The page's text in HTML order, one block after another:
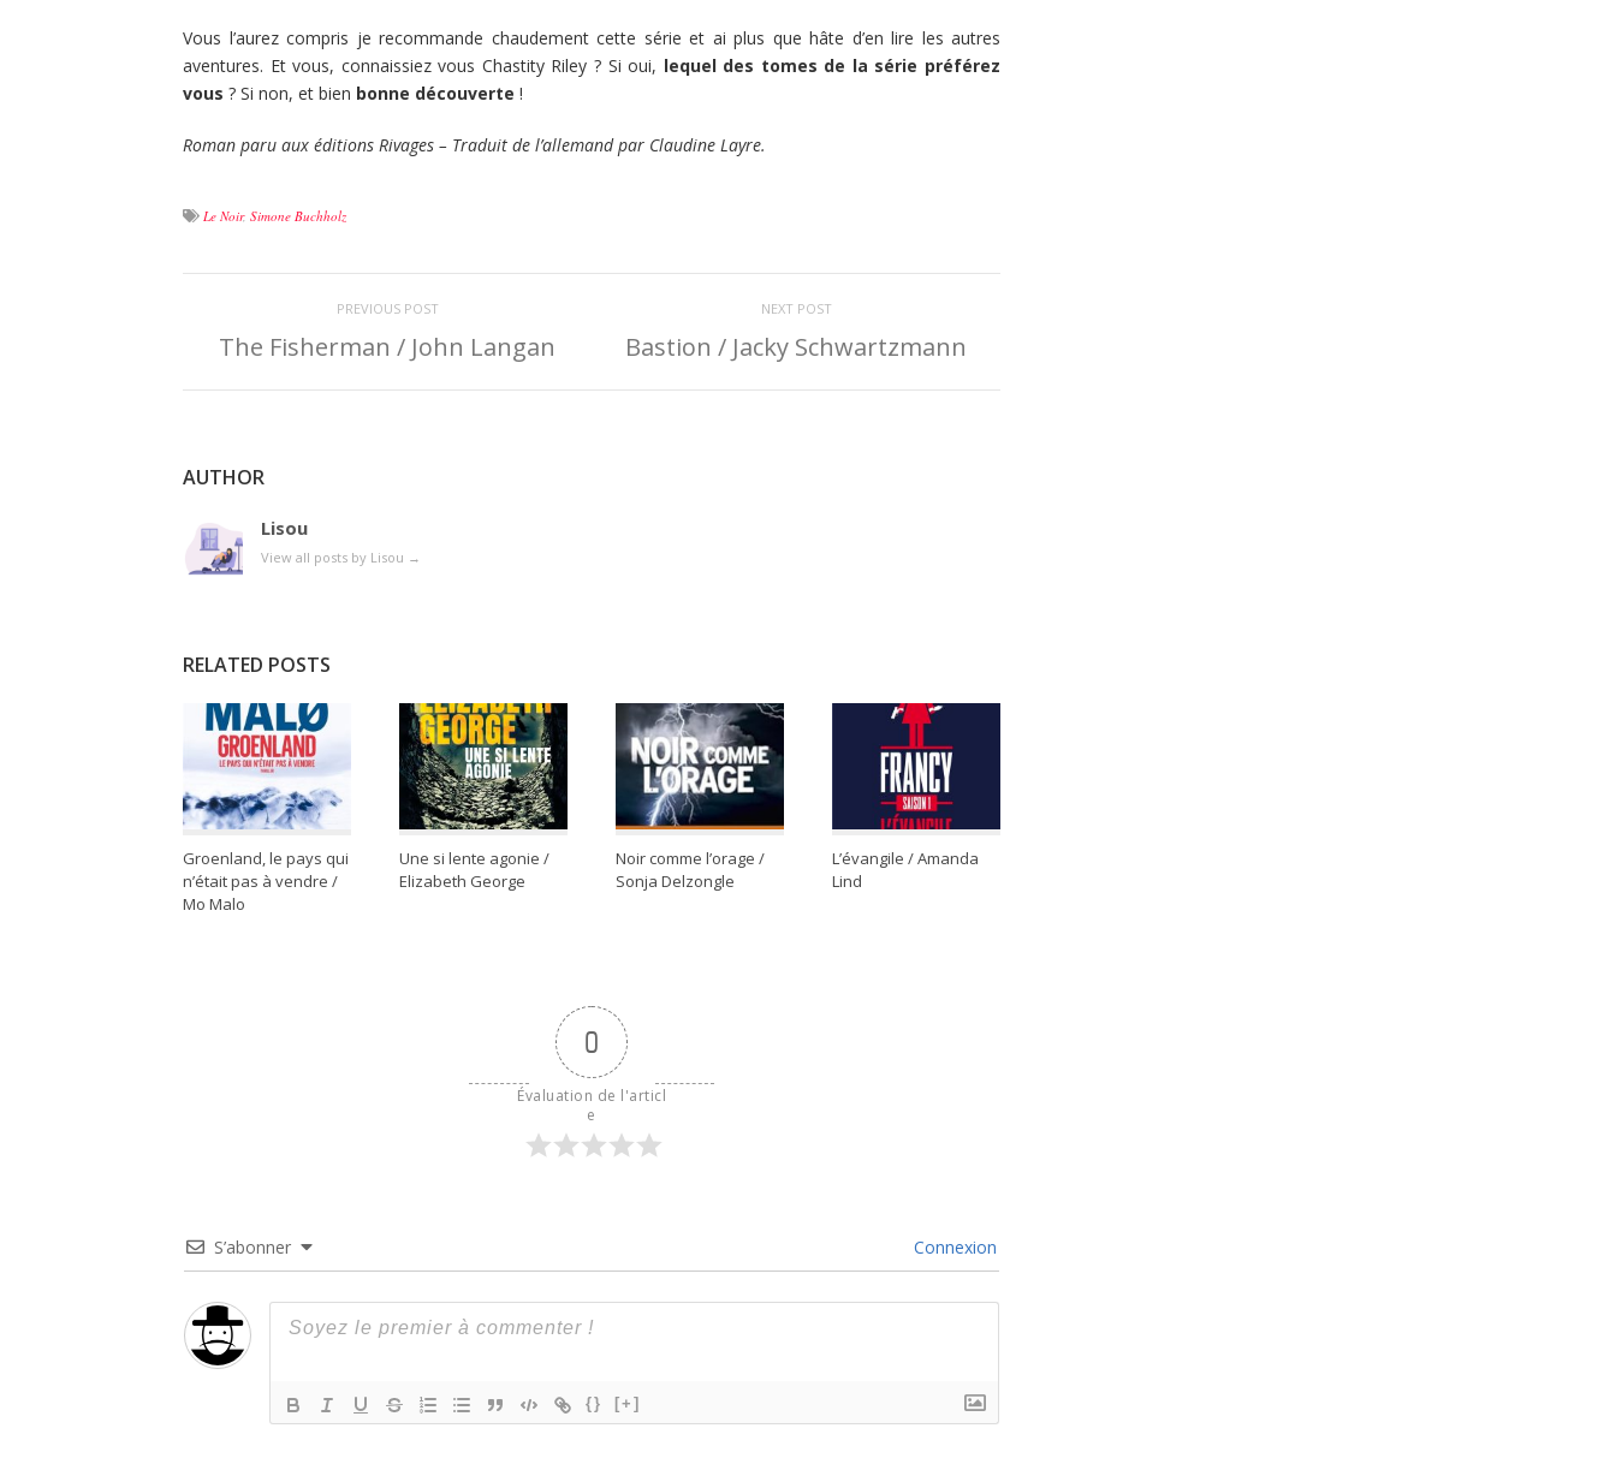
Vous l’aurez compris je recommande chaudement cette série et ai plus que hâte d’en lire les autres
aventures. Et vous, connaissiez vous Chastity Riley ? Si oui, lequel des tomes de la série préférez
vous ? Si non, et bien bonne découverte !
Roman paru aux éditions Rivages – Traduit de l’allemand par Claudine Layre.
Le Noir, Simone Buchholz
PREVIOUS POST
The Fisherman / John Langan
NEXT POST
Bastion / Jacky Schwartzmann
AUTHOR
Lisou
View all posts by Lisou →
RELATED POSTS
Groenland, le pays qui
n’était pas à vendre /
Mo Malo
Une si lente agonie /
Elizabeth George
Noir comme l’orage /
Sonja Delzongle
L’évangile / Amanda
Lind
0
Évaluation de l'articl
e
S’abonner Connexion
{} [+]